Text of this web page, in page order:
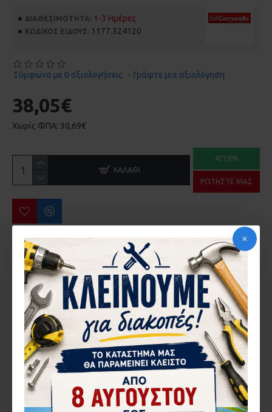
ΔΙΑΘΕΣΙΜΌΤΗΤΑ: 1-3 Ημέρες
ΚΩΔΙΚΌΣ ΕΊΔΟΥΣ: 1177.324120
Σύμφωνα με 0 αξιολογήσεις. - Γράψτε μια αξιολόγηση
38,05€
Χωρίς ΦΠΑ: 30,69€
ΚΑΛΆΘΙ
ΑΓΟΡΆ
ΡΩΤΉΣΤΕ ΜΑΣ
ΠΕΡΙΣΣΌΤΕΡΑ ΑΠΌ ΤΗΝ ΙΔΙΑ ΜΆΡΚΑ
ΑΝΤΙΚΡΥΣΜΑ ΚΛΕΙΔΑΡΙΑΣ COMUNELLO 215 ΣΥΡΟΜΕΝΗΣ ΚΑΓΚΕΛΟΠΟΡΤΑΣ
2,87€ 32,62€
ΠΕΡΙΓΡΑ΄ΦΉ
Grease gun wheel with U half-rounded groove and 2 bearings
δείτε την ιστοσελίδα του προιόντος